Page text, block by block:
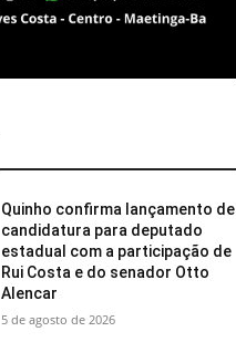
Quinho confirma lançamento de
candidatura para deputado
estadual com a participação de
Rui Costa e do senador Otto
Alencar
5 de agosto de 2026